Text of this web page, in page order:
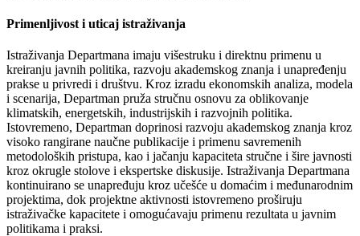
Primenljivost i uticaj istraživanja
Istraživanja Departmana imaju višestruku i direktnu primenu u
kreiranju javnih politika, razvoju akademskog znanja i unapređenju
prakse u privredi i društvu. Kroz izradu ekonomskih analiza, modela
i scenarija, Departman pruža stručnu osnovu za oblikovanje
klimatskih, energetskih, industrijskih i razvojnih politika.
Istovremeno, Departman doprinosi razvoju akademskog znanja kroz
visoko rangirane naučne publikacije i primenu savremenih
metodoloških pristupa, kao i jačanju kapaciteta stručne i šire javnosti
kroz okrugle stolove i ekspertske diskusije. Istraživanja Departmana
kontinuirano se unapređuju kroz učešće u domaćim i međunarodnim
projektima, dok projektne aktivnosti istovremeno proširuju
istraživačke kapacitete i omogućavaju primenu rezultata u javnim
politikama i praksi.